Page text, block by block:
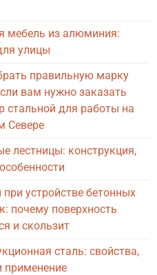
мебель из алюминия:
улицы
правильную марку
вам нужно заказать
стальной для работы на
Севере
лестницы: конструкция,
устройстве бетонных
почему поверхность
и скользит
сталь: свойства,
применение